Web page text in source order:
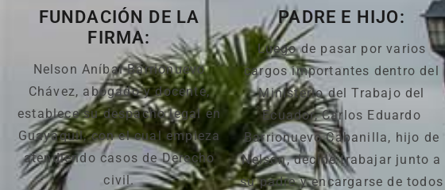
FUNDACIÓN DE LA
FIRMA:
Nelson Aníbal Barrionuevo
Chávez, abogado y docente,
establece su despacho legal en
Guayaquil, con el cual empieza
atendiendo casos de Derecho
civil.
PADRE E HIJO:
Luego de pasar por varios
cargos importantes dentro del
Ministerio del Trabajo del
Ecuador, Carlos Eduardo
Barrionuevo Cabanilla, hijo de
Nelson, decide trabajar junto a
su padre y encargarse de todos